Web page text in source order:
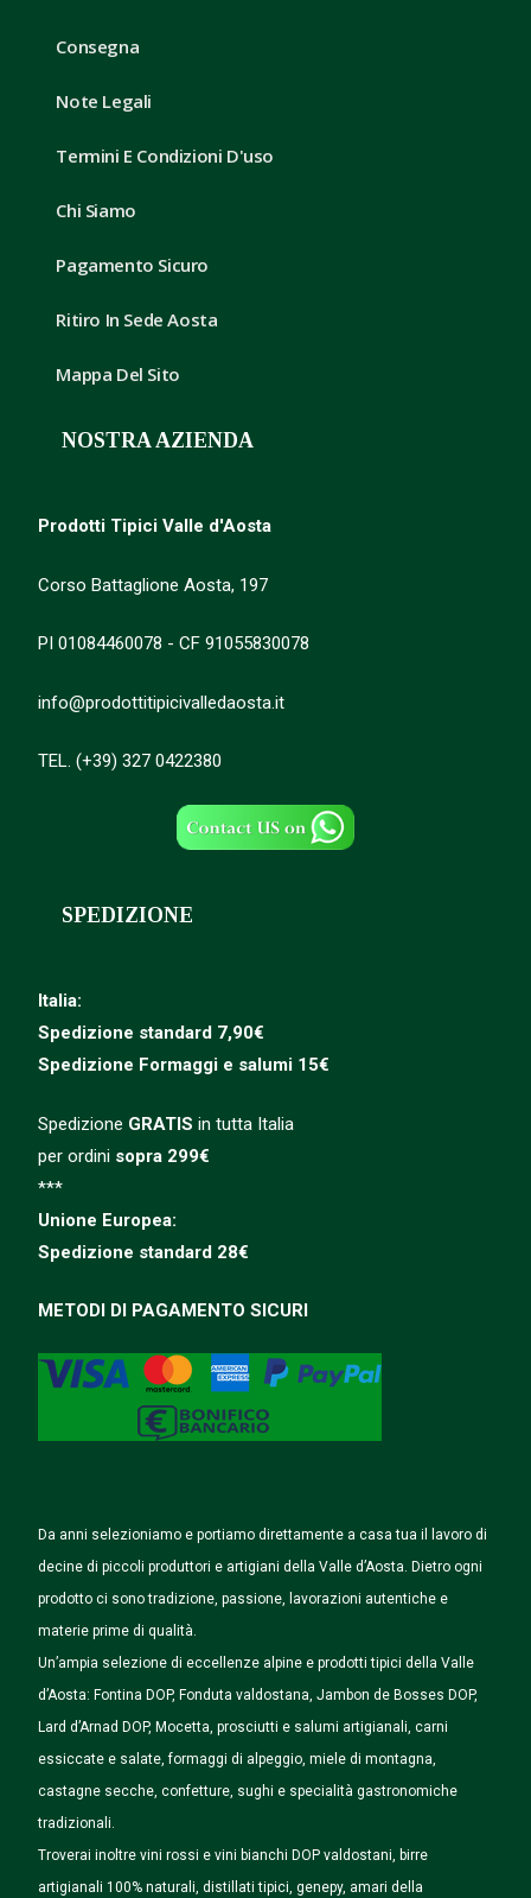
Consegna
Note Legali
Termini E Condizioni D'uso
Chi Siamo
Pagamento Sicuro
Ritiro In Sede Aosta
Mappa Del Sito
NOSTRA AZIENDA
Prodotti Tipici Valle d'Aosta
Corso Battaglione Aosta, 197
PI 01084460078 - CF 91055830078
info@prodottitipicivalledaosta.it
TEL. (+39) 327 0422380
SPEDIZIONE
Italia:
Spedizione standard 7,90€
Spedizione Formaggi e salumi 15€
Spedizione GRATIS in tutta Italia
per ordini sopra 299€
***
Unione Europea:
Spedizione standard 28€
METODI DI PAGAMENTO SICURI
Da anni selezioniamo e portiamo direttamente a casa tua il lavoro di
decine di piccoli produttori e artigiani della Valle d’Aosta. Dietro ogni
prodotto ci sono tradizione, passione, lavorazioni autentiche e
materie prime di qualità.
Un’ampia selezione di eccellenze alpine e prodotti tipici della Valle
d’Aosta: Fontina DOP, Fonduta valdostana, Jambon de Bosses DOP,
Lard d’Arnad DOP, Mocetta, prosciutti e salumi artigianali, carni
essiccate e salate, formaggi di alpeggio, miele di montagna,
castagne secche, confetture, sughi e specialità gastronomiche
tradizionali.
Troverai inoltre vini rossi e vini bianchi DOP valdostani, birre
artigianali 100% naturali, distillati tipici, genepy, amari della